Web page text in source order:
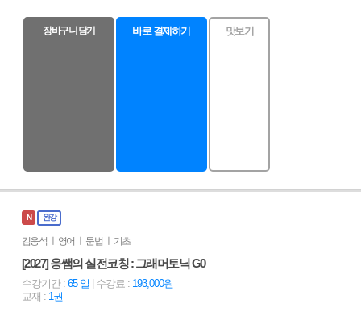
장바구니 담기 바로 결제하기 맛보기
N 완강
김응석 ㅣ 영어 ㅣ 문법 ㅣ 기초
[2027] 응쌤의 실전코칭 : 그래머토닉 G0
수강기간 : 65 일 | 수강료 : 193,000원
교재 : 1권